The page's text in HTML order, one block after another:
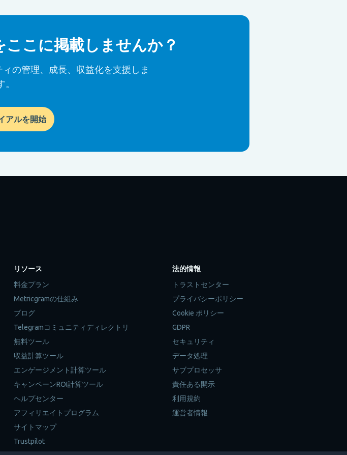
こに掲載しませんか？
の管理、成長、収益化を支援しま
。
アルを開始
リソース
料金プラン
Metricgramの仕組み
ブログ
Telegramコミュニティディレクトリ
無料ツール
収益計算ツール
エンゲージメント計算ツール
キャンペーンROI計算ツール
ヘルプセンター
アフィリエイトプログラム
サイトマップ
Trustpilot
法的情報
トラストセンター
プライバシーポリシー
Cookie ポリシー
GDPR
セキュリティ
データ処理
サブプロセッサ
責任ある開示
利用規約
運営者情報